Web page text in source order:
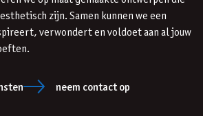
zijn. Samen kunnen we een
verwondert en voldoet aan al jouw
neem contact op